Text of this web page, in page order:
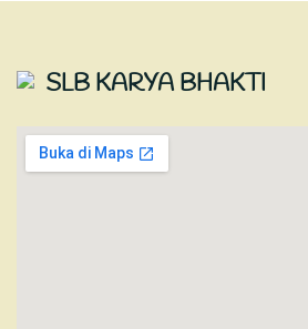
SLB KARYA BHAKTI